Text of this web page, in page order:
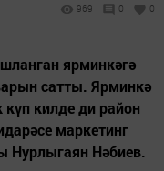
969 0 0
ярминкәгә
сатты. Ярминкә
килде ди район
маркетинг
Нурлыгаян Нәбиев.